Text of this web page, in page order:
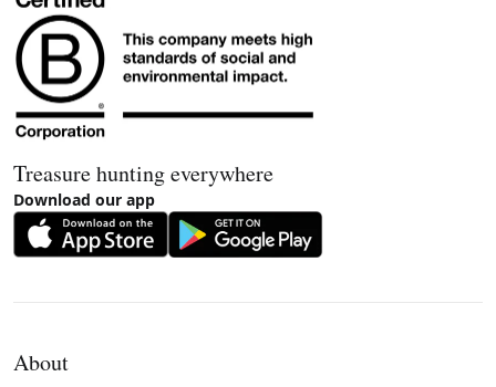
Treasure hunting everywhere
Download our app
About